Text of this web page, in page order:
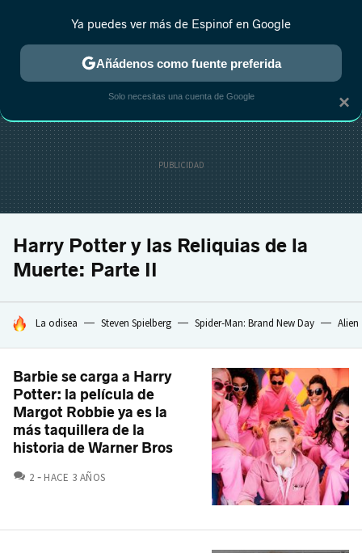
ESTRENOS REALITY ANIME RANKINGS CINE
Harry Potter y las Reliquias de la
Muerte: Parte II
HOY SE HABLA DE
La odisea Steven Spielberg Spider-Man: Brand New Day Alien
Barbie se carga a Harry
Potter: la película de
Margot Robbie ya es la
más taquillera de la
historia de Warner Bros
2 COMENTARIOS
HACE 3 AÑOS
×
Ya puedes ver más de Espinof en Google
Añádenos como fuente preferida
Solo necesitas una cuenta de Google